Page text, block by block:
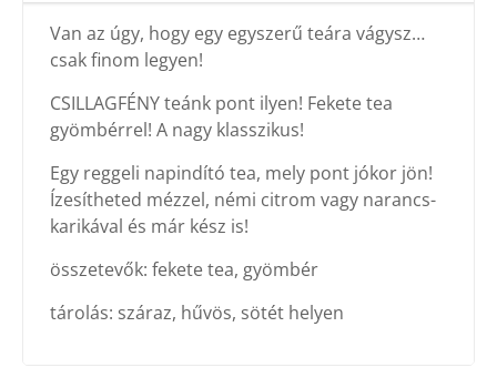
Van az úgy, hogy egy egyszerű teára vágysz…
csak finom legyen!
CSILLAGFÉNY teánk pont ilyen! Fekete tea
gyömbérrel! A nagy klasszikus!
Egy reggeli napindító tea, mely pont jókor jön!
Ízesítheted mézzel, némi citrom vagy narancs-
karikával és már kész is!
összetevők: fekete tea, gyömbér
tárolás: száraz, hűvös, sötét helyen